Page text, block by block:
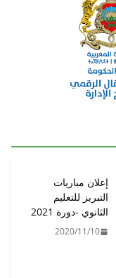
إعلان مباريات
التبريز للتعليم
الثانوي -دورة 2021
2020/11/10